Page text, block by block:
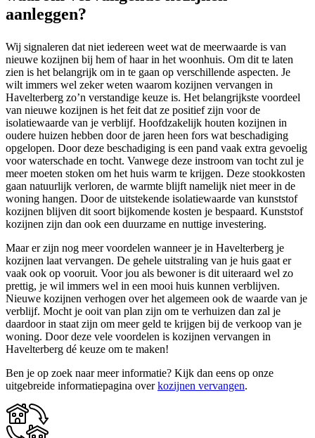
aanleggen?
Wij signaleren dat niet iedereen weet wat de meerwaarde is van
nieuwe kozijnen bij hem of haar in het woonhuis. Om dit te laten
zien is het belangrijk om in te gaan op verschillende aspecten. Je
wilt immers wel zeker weten waarom kozijnen vervangen in
Havelterberg zo’n verstandige keuze is. Het belangrijkste voordeel
van nieuwe kozijnen is het feit dat ze positief zijn voor de
isolatiewaarde van je verblijf. Hoofdzakelijk houten kozijnen in
oudere huizen hebben door de jaren heen fors wat beschadiging
opgelopen. Door deze beschadiging is een pand vaak extra gevoelig
voor waterschade en tocht. Vanwege deze instroom van tocht zul je
meer moeten stoken om het huis warm te krijgen. Deze stookkosten
gaan natuurlijk verloren, de warmte blijft namelijk niet meer in de
woning hangen. Door de uitstekende isolatiewaarde van kunststof
kozijnen blijven dit soort bijkomende kosten je bespaard. Kunststof
kozijnen zijn dan ook een duurzame en nuttige investering.
Maar er zijn nog meer voordelen wanneer je in Havelterberg je
kozijnen laat vervangen. De gehele uitstraling van je huis gaat er
vaak ook op vooruit. Voor jou als bewoner is dit uiteraard wel zo
prettig, je wil immers wel in een mooi huis kunnen verblijven.
Nieuwe kozijnen verhogen over het algemeen ook de waarde van je
verblijf. Mocht je ooit van plan zijn om te verhuizen dan zal je
daardoor in staat zijn om meer geld te krijgen bij de verkoop van je
woning. Door deze vele voordelen is kozijnen vervangen in
Havelterberg dé keuze om te maken!
Ben je op zoek naar meer informatie? Kijk dan eens op onze
uitgebreide informatiepagina overkozijnen vervangen.